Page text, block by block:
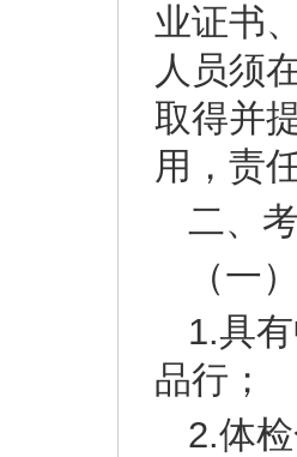
业证书
人员须
取得并
用，责
二、
（一
1.具
品行；
2.体